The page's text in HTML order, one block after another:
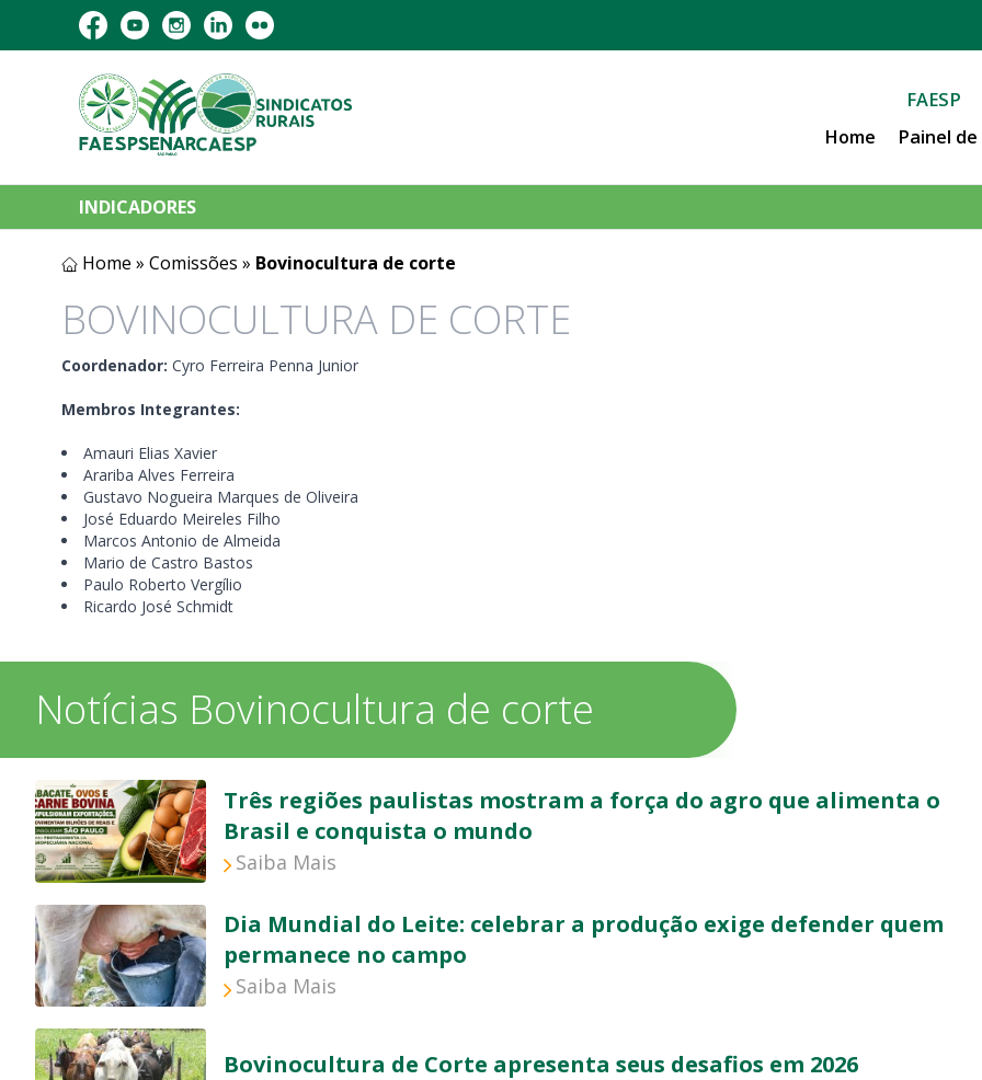
FAESP
Home
Painel
INDICADORES
Home » Comissões » Bovinocultura de corte
BOVINOCULTURA DE CORTE
Coordenador: Cyro Ferreira Penna Junior
Membros Integrantes:
Amauri Elias Xavier
Arariba Alves Ferreira
Gustavo Nogueira Marques de Oliveira
José Eduardo Meireles Filho
Marcos Antonio de Almeida
Mario de Castro Bastos
Paulo Roberto Vergílio
Ricardo José Schmidt
Notícias Bovinocultura de corte
Três regiões paulistas mostram a força do agro que alimenta o
Brasil e conquista o mundo
Saiba Mais
Dia Mundial do Leite: celebrar a produção exige defender quem
permanece no campo
Saiba Mais
Bovinocultura de Corte apresenta seus desafios em 2026